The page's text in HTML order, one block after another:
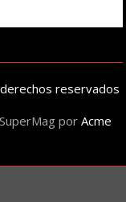
reservados
porAcme